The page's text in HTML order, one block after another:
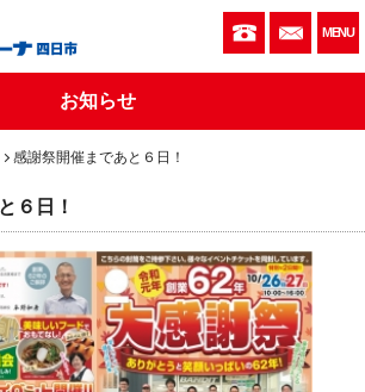
059-333-お問
MENU
お知らせ
感謝祭開催まであと６日！
６日！